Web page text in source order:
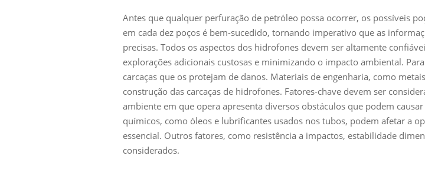
Antes que qualquer perfuração de petróleo possa ocorrer, os possíveis
em cada dez poços é bem-sucedido, tornando imperativo que as
precisas. Todos os aspectos dos hidrofones devem ser altamente
explorações adicionais custosas e minimizando o impacto ambiental.
carcaças que os protejam de danos. Materiais de engenharia, como
construção das carcaças de hidrofones. Fatores-chave devem ser
ambiente em que opera apresenta diversos obstáculos que podem
químicos, como óleos e lubrificantes usados nos tubos, podem afetar a
essencial. Outros fatores, como resistência a impactos, estabilidade
considerados.